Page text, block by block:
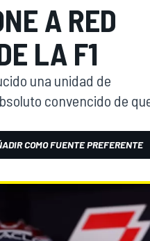
A RED
LA F1
una unidad de
convencido de
COMO FUENTE PREFERENTE